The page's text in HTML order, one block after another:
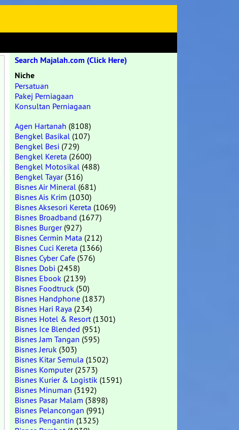
Search Majalah.com (Click Here)
Niche
Persatuan
Pakej Perniagaan
Konsultan Perniagaan
Agen Hartanah (8108)
Bengkel Basikal (107)
Bengkel Besi (729)
Bengkel Kereta (2600)
Bengkel Motosikal (488)
Bengkel Tayar(316)
Bisnes Air Mineral (681)
Bisnes Ais Krim (1030)
Bisnes Aksesori Kereta (1069)
Bisnes Broadband (1677)
Bisnes Burger(927)
Bisnes Cermin Mata (212)
Bisnes Cuci Kereta (1366)
Bisnes Cyber Cafe (576)
Bisnes Dobi (2458)
Bisnes Ebook (2139)
Bisnes Foodtruck (50)
Bisnes Handphone (1837)
Bisnes Hari Raya (234)
Bisnes Hotel & Resort(1301)
Bisnes Ice Blended (951)
Bisnes Jam Tangan (595)
Bisnes Jeruk (303)
Bisnes Kitar Semula (1502)
Bisnes Komputer(2573)
Bisnes Kurier & Logistik (1591)
Bisnes Minuman (3192)
Bisnes Pasar Malam (3898)
Bisnes Pelancongan (991)
Bisnes Pengantin (1325)